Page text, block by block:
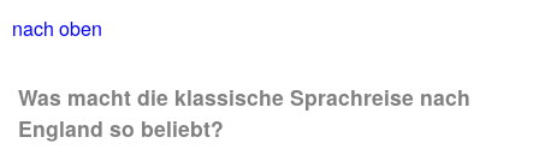
nach oben
Was macht die klassische Sprachreise nach
England so beliebt?